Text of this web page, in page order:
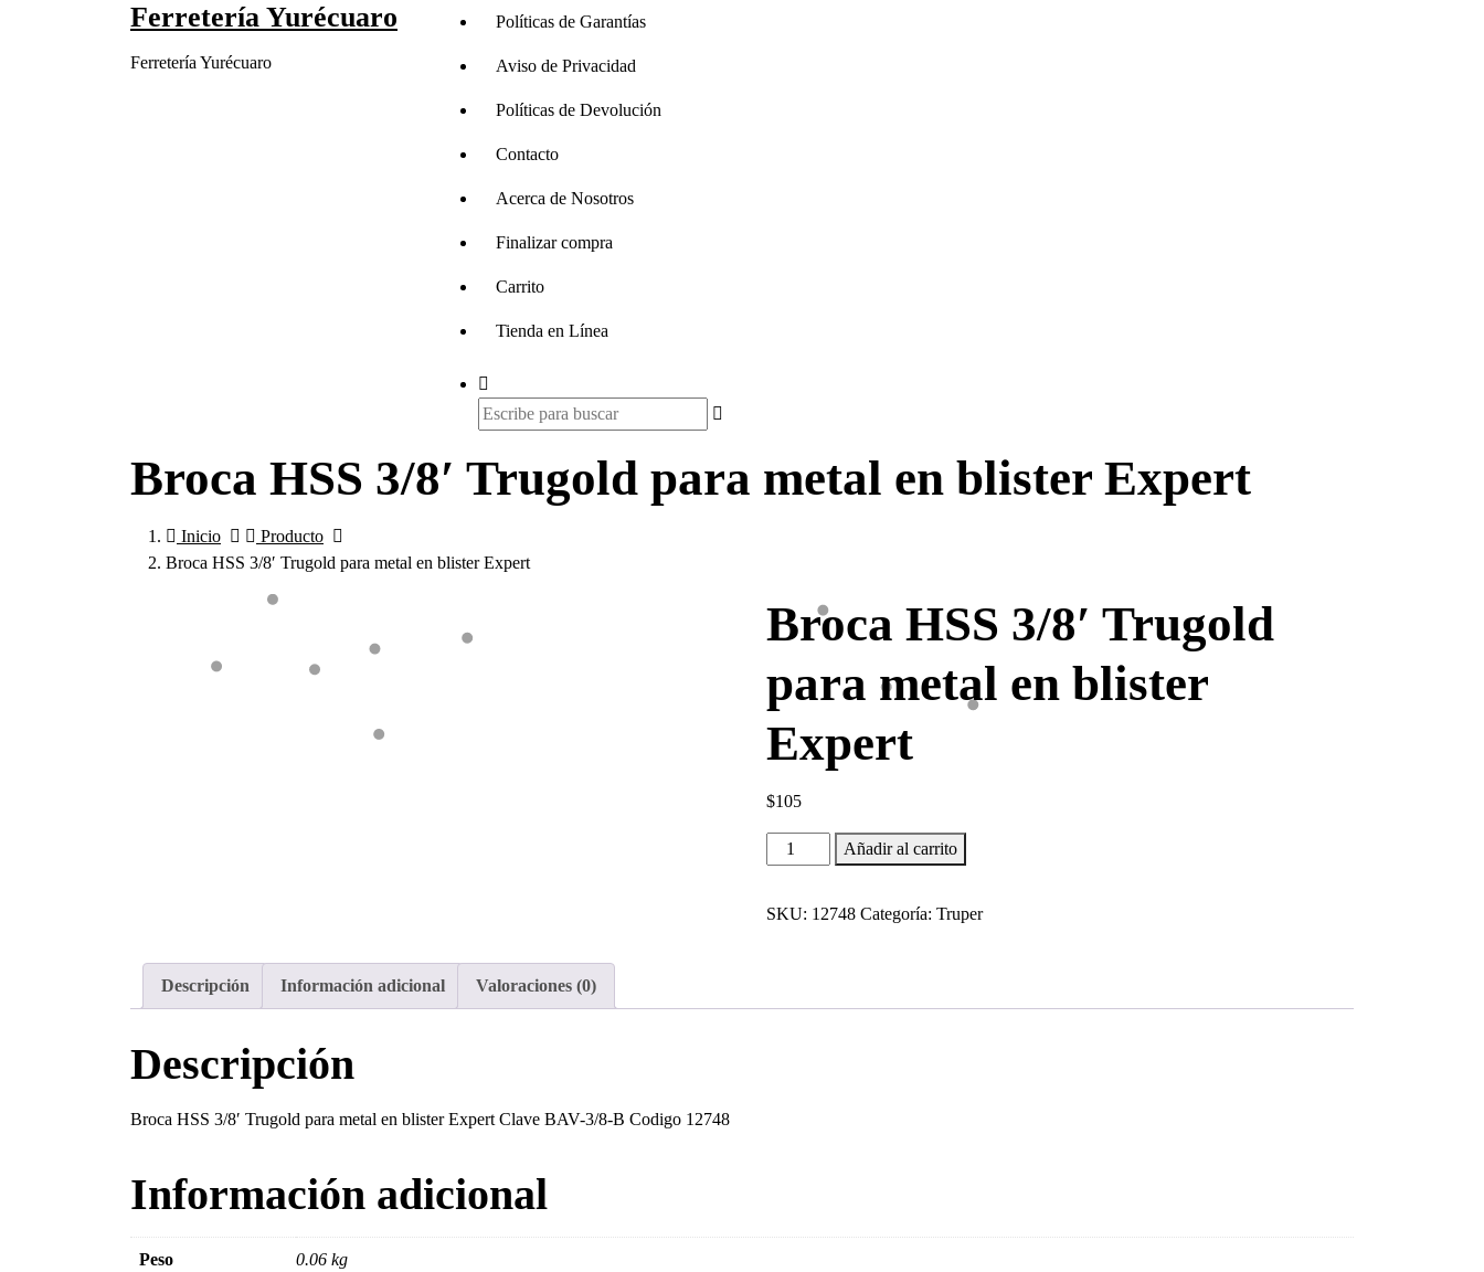
Ferretería Yurécuaro
Ferretería Yurécuaro
Políticas de Garantías
Aviso de Privacidad
Políticas de Devolución
Contacto
Acerca de Nosotros
Finalizar compra
Carrito
Tienda en Línea
Buscar:
Broca HSS 3/8′ Trugold para metal en blister Expert
Inicio
Producto
Broca HSS 3/8′ Trugold para metal en blister Expert
Broca HSS 3/8′ Trugold
para metal en blister
Expert
$105
Broca
HSS
Trugold
Añadir al carrito
SKU: 12748 Categoría:Truper
Descripción Información adicional Valoraciones (0)
Descripción
Broca HSS 3/8′ Trugold para metal en blister Expert Clave BAV-3/8-B Codigo 12748
Información adicional
Peso 0.06 kg